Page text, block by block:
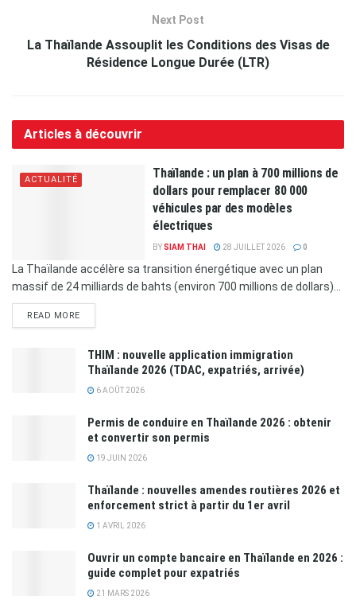
Next Post
La Thaïlande Assouplit les Conditions des Visas de
Résidence Longue Durée (LTR)
Articles à découvrir
ACTUALITÉ
Thaïlande : un plan à 700 millions de
dollars pour remplacer 80 000
véhicules par des modèles
électriques
BYSIAM THAI 28 JUILLET 2026 0
La Thaïlande accélère sa transition énergétique avec un plan
massif de 24 milliards de bahts (environ 700 millions de dollars)...
READ MORE
THIM : nouvelle application immigration
Thaïlande 2026 (TDAC, expatriés, arrivée)
6 AOÛT 2026
Permis de conduire en Thaïlande 2026 : obtenir
et convertir son permis
19 JUIN 2026
Thaïlande : nouvelles amendes routières 2026 et
enforcement strict à partir du 1er avril
1 AVRIL 2026
Ouvrir un compte bancaire en Thaïlande en 2026 :
guide complet pour expatriés
21 MARS 2026